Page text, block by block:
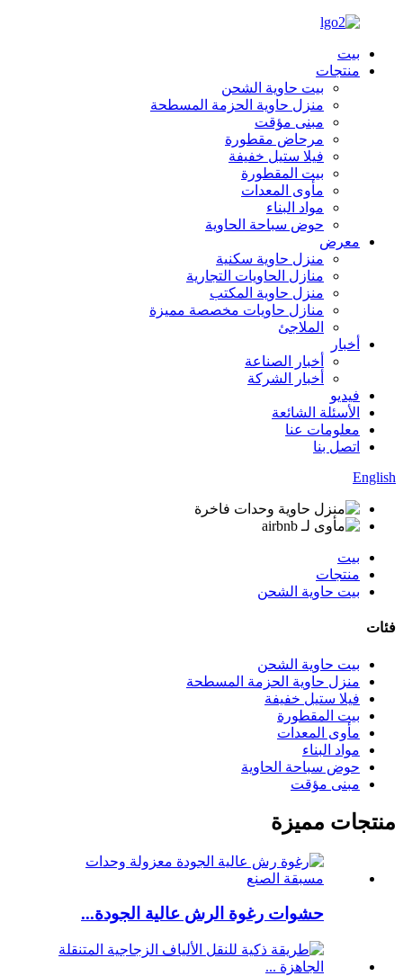
بيت
منتجات
بيت حاوية الشحن
منزل حاوية الحزمة المسطحة
مبنى مؤقت
مرحاض مقطورة
فيلا ستيل خفيفة
بيت المقطورة
مأوى المعدات
مواد البناء
حوض سباحة الحاوية
معرض
منزل حاوية سكنية
منازل الحاويات التجارية
منزل حاوية المكتب
منازل حاويات مخصصة مميزة
الملاجئ
أخبار
أخبار الصناعة
أخبار الشركة
فيديو
الأسئلة الشائعة
معلومات عنا
اتصل بنا
English
بيت
منتجات
بيت حاوية الشحن
فئات
بيت حاوية الشحن
منزل حاوية الحزمة المسطحة
فيلا ستيل خفيفة
بيت المقطورة
مأوى المعدات
مواد البناء
حوض سباحة الحاوية
مبنى مؤقت
منتجات مميزة
حشوات رغوة الرش عالية الجودة...